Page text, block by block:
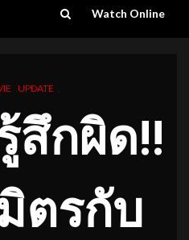
Watch Online
UPDATE
สึกผิด!!
ตรกับ